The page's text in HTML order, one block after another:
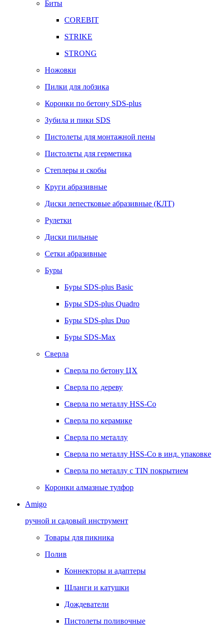
Биты
COREBIT
STRIKE
STRONG
Ножовки
Пилки для лобзика
Коронки по бетону SDS-plus
Зубила и пики SDS
Пистолеты для монтажной пены
Пистолеты для герметика
Степлеры и скобы
Круги абразивные
Диски лепестковые абразивные (КЛТ)
Рулетки
Диски пильные
Сетки абразивные
Буры
Буры SDS-plus Basic
Буры SDS-plus Quadro
Буры SDS-plus Duo
Буры SDS-Max
Сверла
Сверла по бетону ЦХ
Сверла по дереву
Сверла по металлу HSS-Co
Сверла по керамике
Сверла по металлу
Сверла по металлу HSS-Co в инд. упаковке
Сверла по металлу с TIN покрытием
Коронки алмазные тулфор
Amigo
ручной и садовый инструмент
Товары для пикника
Полив
Коннекторы и адаптеры
Шланги и катушки
Дождеватели
Пистолеты поливочные